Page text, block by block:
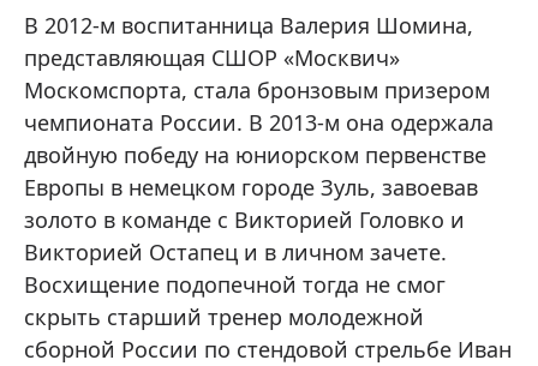
В 2012-м воспитанница Валерия Шомина,
представляющая СШОР «Москвич»
Москомспорта, стала бронзовым призером
чемпионата России. В 2013-м она одержала
двойную победу на юниорском первенстве
Европы в немецком городе Зуль, завоевав
золото в команде с Викторией Головко и
Викторией Остапец и в личном зачете.
Восхищение подопечной тогда не смог
скрыть старший тренер молодежной
сборной России по стендовой стрельбе Иван